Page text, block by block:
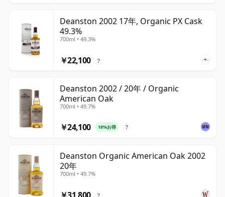
Deanston 2002 17年, Organic PX Cask
49.3%
700ml • 49.3%
￥22,100 ?
Deanston 2002 / 20年 / Organic
American Oak
700ml • 49.7%
￥24,100 18%お得 ?
Deanston Organic American Oak 2002
20年
700ml • 49.7%
?